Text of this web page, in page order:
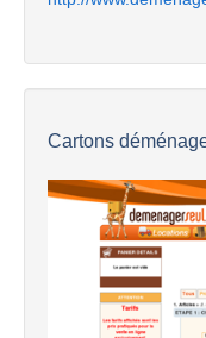
Cartons